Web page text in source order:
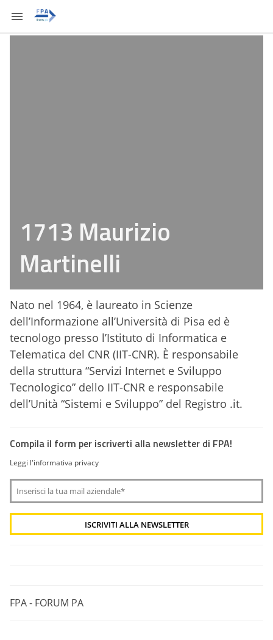
1713 Maurizio
Martinelli
Nato nel 1964, è laureato in Scienze
dell’Informazione all’Università di Pisa ed è
tecnologo presso l’Istituto di Informatica e
Telematica del CNR (IIT-CNR). È responsabile
della struttura “Servizi Internet e Sviluppo
Tecnologico” dello IIT-CNR e responsabile
dell’Unità “Sistemi e Sviluppo” del Registro .it.
Compila il form per iscriverti alla newsletter di FPA!
Leggi l'informativa privacy
FPA - FORUM PA